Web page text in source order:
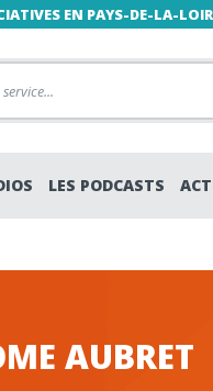
EN PAYS-DE-LA-
LES PODCASTS
AUBRET